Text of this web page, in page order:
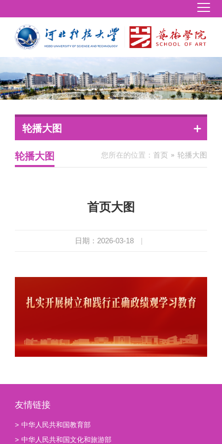
轮播大图
您所在的位置： 首页 轮播大图
轮播大图
首页大图
日期：2026-03-18 |
友情链接
> 中华人民共和国教育部
> 中华人民共和国文化和旅游部